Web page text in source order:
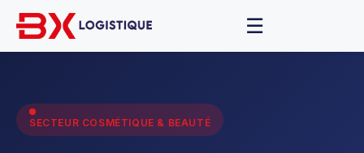
☰
SECTEUR COSMÉTIQUE & BEAUTÉ